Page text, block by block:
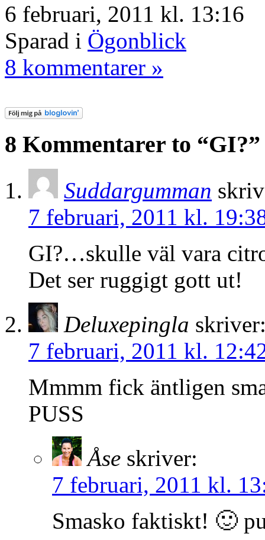
6 februari, 2011 kl. 13:16
Sparad i Ögonblick
8 kommentarer »
8 Kommentarer to “GI?”
Suddargumman
7 februari, 2011 kl.
GI?…skulle väl vara
Det ser ruggigt gott ut!
Deluxepingla
7 februari, 2011 kl.
Mmmm fick äntligen
PUSS
Åse skriver:
7 februari, 2011 kl.
Smasko faktiskt! 🙂